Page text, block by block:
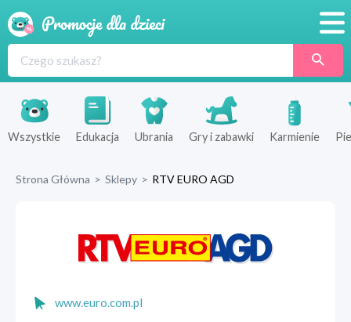
Produkty
Sklepy
Wszystkie Edukacja Ubrania Gry i zabawki Karmienie
Strona Główna > Sklepy > RTV EURO AGD
www.euro.com.pl